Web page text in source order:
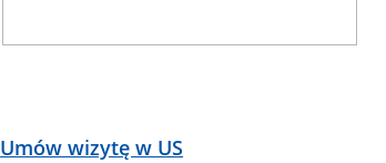
Umów wizytę w US